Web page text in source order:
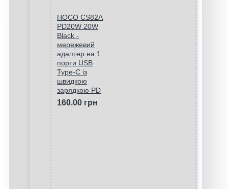
HOCO CS82A
PD20W 20W
Black -
мережевий
адаптер на 1
порти USB
Type-C із
швидкою
зарядкою PD
160.00 грн